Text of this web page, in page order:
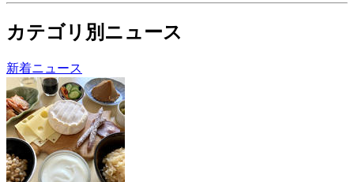
カテゴリ別ニュース
新着ニュース